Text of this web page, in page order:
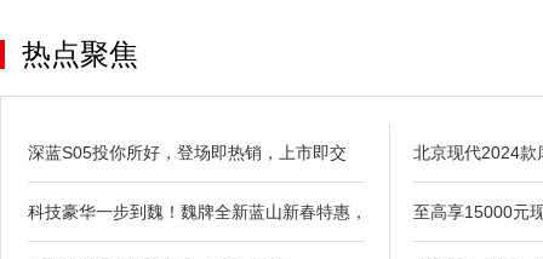
热点聚焦
深蓝S05投你所好，登场即热销，上市即交
科技豪华一步到魏！魏牌全新蓝山新春特惠，
北京现代2024款
至高享15000元